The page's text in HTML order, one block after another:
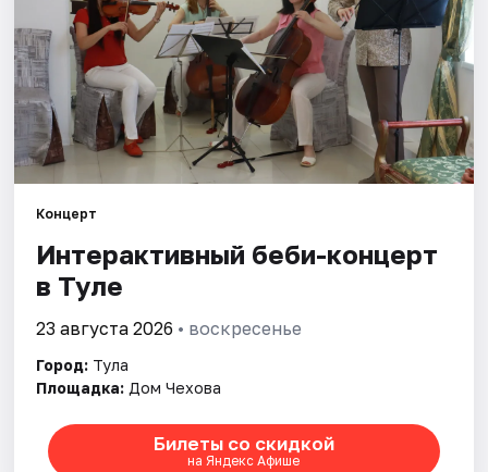
Экскурсии
Спорт
События
Площадки
Артисты
Концерт
Интерактивный беби-концерт
в Туле
23 августа 2026 • воскресенье
Город: Тула
Площадка: Дом Чехова
Билеты со скидкой
на Яндекс Афише